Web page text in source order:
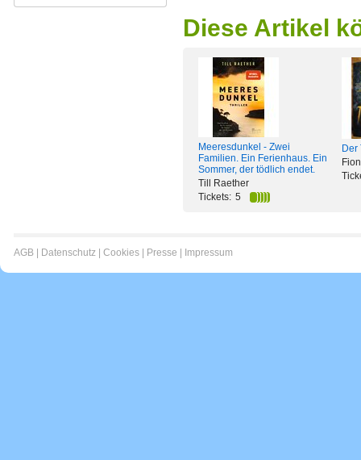
Diese Artikel
Meeresdunkel - Zwei
Familien. Ein Ferienhaus. Ein
Sommer, der tödlich endet.
Till Raether
Tickets: 5
Der
AGB Datenschutz Cookies Presse Impressum